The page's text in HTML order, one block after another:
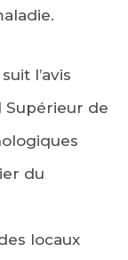
l’avis
Supérieur de
du
locaux